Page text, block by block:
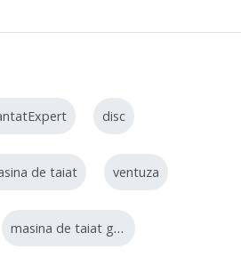
disc
de taiat ventuza
masina de taiat gresie